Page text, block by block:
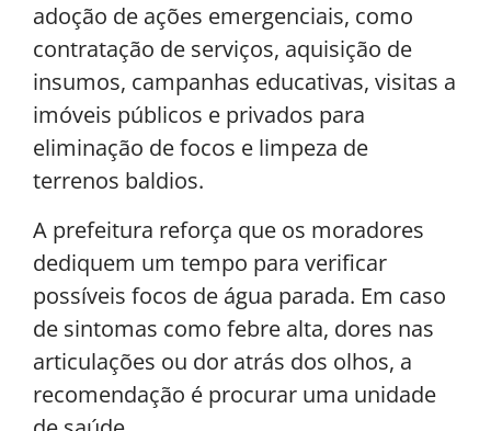
adoção de ações emergenciais, como
contratação de serviços, aquisição de
insumos, campanhas educativas, visitas a
imóveis públicos e privados para
eliminação de focos e limpeza de
terrenos baldios.
A prefeitura reforça que os moradores
dediquem um tempo para verificar
possíveis focos de água parada. Em caso
de sintomas como febre alta, dores nas
articulações ou dor atrás dos olhos, a
recomendação é procurar uma unidade